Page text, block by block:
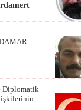
Diplomatik